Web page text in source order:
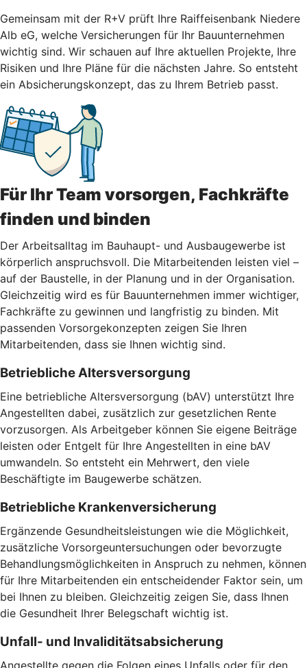
Gemeinsam mit der R+V prüft Ihre Raiffeisenbank Niedere
Alb eG, welche Versicherungen für Ihr Bauunternehmen
wichtig sind. Wir schauen auf Ihre aktuellen Projekte, Ihre
Risiken und Ihre Pläne für die nächsten Jahre. So entsteht
ein Absicherungskonzept, das zu Ihrem Betrieb passt.
Für Ihr Team vorsorgen, Fachkräfte
finden und binden
Der Arbeitsalltag im Bauhaupt- und Ausbaugewerbe ist
körperlich anspruchsvoll. Die Mitarbeitenden leisten viel –
auf der Baustelle, in der Planung und in der Organisation.
Gleichzeitig wird es für Bauunternehmen immer wichtiger,
Fachkräfte zu gewinnen und langfristig zu binden. Mit
passenden Vorsorgekonzepten zeigen Sie Ihren
Mitarbeitenden, dass sie Ihnen wichtig sind.
Betriebliche Altersversorgung
Eine betriebliche Altersversorgung (bAV) unterstützt Ihre
Angestellten dabei, zusätzlich zur gesetzlichen Rente
vorzusorgen. Als Arbeitgeber können Sie eigene Beiträge
leisten oder Entgelt für Ihre Angestellten in eine bAV
umwandeln. So entsteht ein Mehrwert, den viele
Beschäftigte im Baugewerbe schätzen.
Betriebliche Krankenversicherung
Ergänzende Gesundheitsleistungen wie die Möglichkeit,
zusätzliche Vorsorgeuntersuchungen oder bevorzugte
Behandlungsmöglichkeiten in Anspruch zu nehmen, können
für Ihre Mitarbeitenden ein entscheidender Faktor sein, um
bei Ihnen zu bleiben. Gleichzeitig zeigen Sie, dass Ihnen
die Gesundheit Ihrer Belegschaft wichtig ist.
Unfall- und Invaliditätsabsicherung
Angestellte gegen die Folgen eines Unfalls oder für den